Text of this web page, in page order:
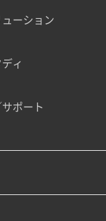
ーション
ィ
ポート